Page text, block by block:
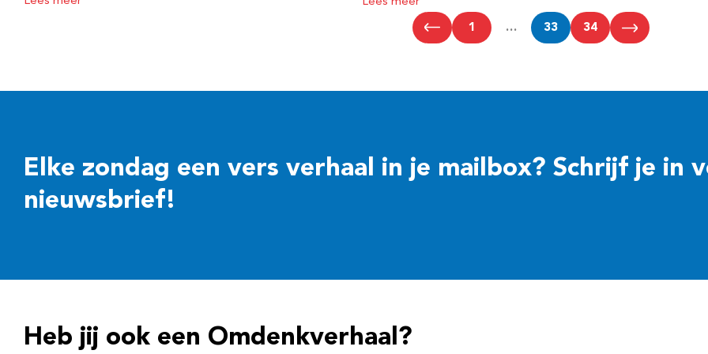
1 … 33 34
Elke zondag een vers verhaal in je mailbox? Schrijf je in
nieuwsbrief!
Heb jij ook een Omdenkverhaal?